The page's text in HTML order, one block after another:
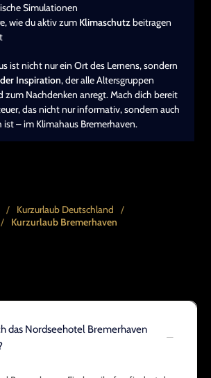
Simulationen
wie du aktiv zum Klimaschutzbeitragen
ist nicht nur ein Ort des Lernens, sondern
Inspiration, der alle Altersgruppen
zum Nachdenken anregt. Mach dich bereit
das nicht nur informativ, sondern auch
ist – im Klimahaus Bremerhaven.
/ Kurzurlaub Deutschland
/
/ Kurzurlaub Bremerhaven
das Nordseehotel Bremerhaven